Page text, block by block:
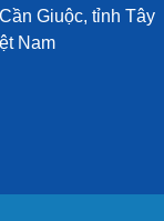
Giuộc, tỉnh Tây
Nam